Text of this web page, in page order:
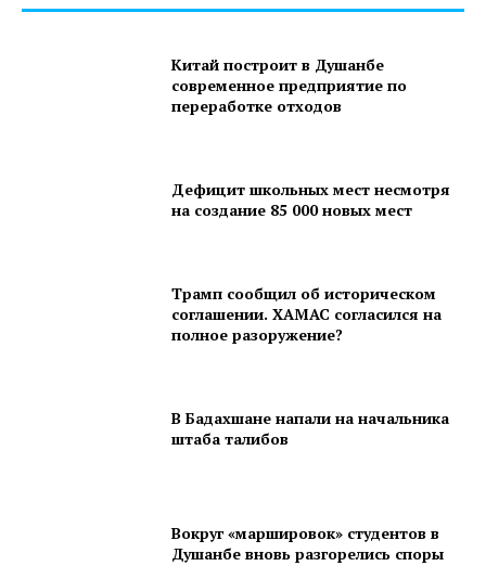
Китай построит в Душанбе
современное предприятие по
переработке отходов
Дефицит школьных мест несмотря
на создание 85 000 новых мест
Трамп сообщил об историческом
соглашении. ХАМАС согласился на
полное разоружение?
В Бадахшане напали на начальника
штаба талибов
Вокруг «маршировок» студентов в
Душанбе вновь разгорелись споры